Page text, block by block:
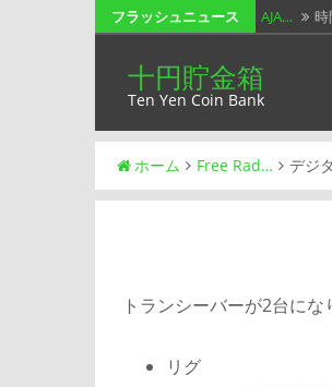
ツ
ス
フラッシュニュース AJA…
小っち…
Win…
202…
十円貯金箱
Ten Yen Coin Bank
ホーム Free Rad… デジ
トランシーバーが2台にな
リグ